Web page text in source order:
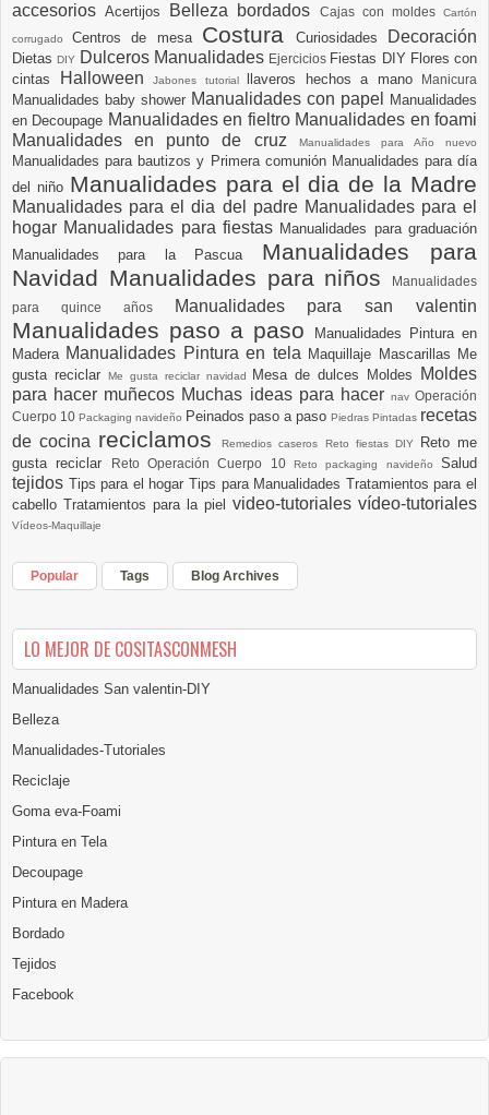
accesoriosAcertijos Belleza bordados Cajas con moldesCartón
corrugadoCentros de mesa Costura Curiosidades Decoración
DietasDIY Dulceros Manualidades Ejercicios Fiestas DIY Flores con
cintas
Halloween Jabones tutorial llaveros hechos a mano Manicura
Manualidades baby shower Manualidades con papel
Manualidades
en Decoupage Manualidades en fieltro Manualidades en foami
Manualidades en punto de cruz
Manualidades para Año nuevo
Manualidades para bautizos y Primera comunión Manualidades para día
del niño Manualidades para el dia de la Madre
Manualidades para el dia del padre Manualidades para el
hogar Manualidades para fiestas Manualidades para graduación
Manualidades para la Pascua Manualidades para
Navidad Manualidades para niños
Manualidades
para quince años
Manualidades para san valentin
Manualidades paso a paso
Manualidades Pintura en
Madera Manualidades Pintura en tela Maquillaje Mascarillas Me
gusta reciclar
Me gusta reciclar navidad Mesa de dulces Moldes
Moldes
para hacer muñecos Muchas ideas para hacer nav Operación
Cuerpo 10 Packaging navideño Peinados paso a paso Piedras Pintadas recetas
de cocina reciclamosRemedios caseros Reto fiestas DIY
Reto me
gusta reciclar
Reto Operación Cuerpo 10Reto packaging navideñoSalud
tejidos Tips para el hogarTips para Manualidades Tratamientos para el
cabello Tratamientos para la piel video-tutoriales vídeo-tutoriales
Vídeos-Maquillaje
Popular Tags Blog Archives
LO MEJOR DE COSITASCONMESH
Manualidades San valentin-DIY
Belleza
Manualidades-Tutoriales
Reciclaje
Goma eva-Foami
Pintura en Tela
Decoupage
Pintura en Madera
Bordado
Tejidos
Facebook